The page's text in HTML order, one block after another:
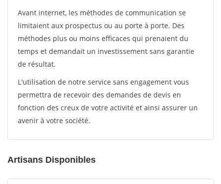
Avant internet, les méthodes de communication se
limitaient aux prospectus ou au porte à porte. Des
méthodes plus ou moins efficaces qui prenaient du
temps et demandait un investissement sans garantie
de résultat.
L'utilisation de notre service sans engagement vous
permettra de recevoir des demandes de devis en
fonction des creux de votre activité et ainsi assurer un
avenir à votre société.
Artisans Disponibles